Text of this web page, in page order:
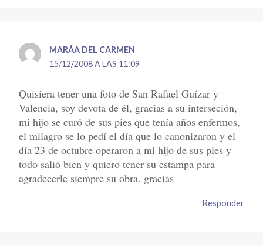
MARÃ­A DEL CARMEN
15/12/2008 A LAS 11:09
Quisiera tener una foto de San Rafael Guízar y
Valencia, soy devota de él, gracias a su interseción,
mi hijo se curó de sus pies que tenía años enfermos,
el milagro se lo pedí el día que lo canonizaron y el
día 23 de octubre operaron a mi hijo de sus pies y
todo salió bien y quiero tener su estampa para
agradecerle siempre su obra. gracias
Responder